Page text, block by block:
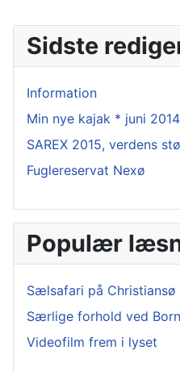
Sidste
Information
Min nye kajak * juni 2014
SAREX 2015, verdens
Fuglereservat Nexø
Populær
Sælsafari på Christiansø
Særlige forhold ved
Videofilm frem i lyset